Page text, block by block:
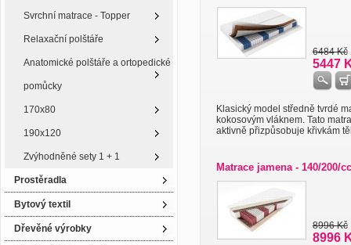
Svrchní matrace - Topper
Relaxační polštáře
Anatomické polštáře a ortopedické
pomůcky
170x80
190x120
Zvýhodněné sety 1 + 1
Prostěradla
Bytový textil
Dřevěné výrobky
6484 Kč
5447
Klasický model středně tvrdé
kokosovým vláknem. Tato
aktivně přizpůsobuje křivkám
Matrace jamena - 140/200/
8996 Kč
8996